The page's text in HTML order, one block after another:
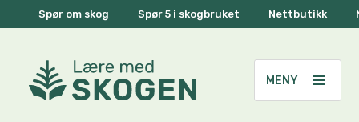
Spør om skog Spør 5 i skogbruket Nettbutikk